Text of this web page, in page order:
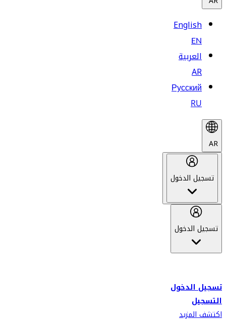
English
EN
العربية
AR
Русский
RU
AR
تسجيل الدخول
تسجيل الدخول
تسجيل الدخول
التسجيل
اكتشف المزيد